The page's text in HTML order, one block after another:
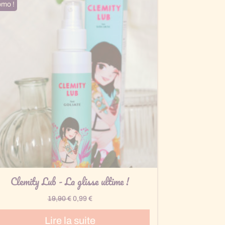
!
Clemity Lub - La glisse ultime !
19,90€ Le
prix
initial
0,99 €Le
prix
actuel
Lire la suite